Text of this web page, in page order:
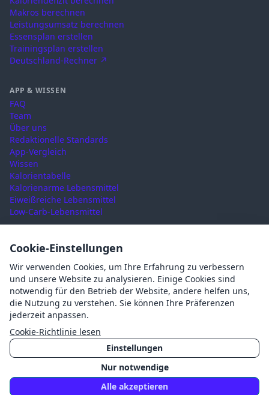
Makros berechnen
Leistungsumsatz berechnen
Essensplan erstellen
Trainingsplan erstellen
Deutschland-Rechner ↗
APP & WISSEN
FAQ
Team
Über uns
Redaktionelle Standards
App-Vergleich
Wissen
Kalorientabelle
Kalorienarme Lebensmittel
Eiweißreiche Lebensmittel
Low-Carb-Lebensmittel
RECHTLICHES
Nutzungsbedingungen
Datenschutz
Impressum
AGB
Cookies
Cookie-Einstellungen
©2026Mahlzait · Made with ❤️ in Germany
Cookie-Einstellungen
Wir verwenden Cookies, um Ihre Erfahrung zu verbessern
und unsere Website zu analysieren. Einige Cookies sind
notwendig für den Betrieb der Website, andere helfen uns,
die Nutzung zu verstehen. Sie können Ihre Präferenzen
jederzeit anpassen.
Cookie-Richtlinie lesen
Einstellungen
Nur notwendige
Alle akzeptieren